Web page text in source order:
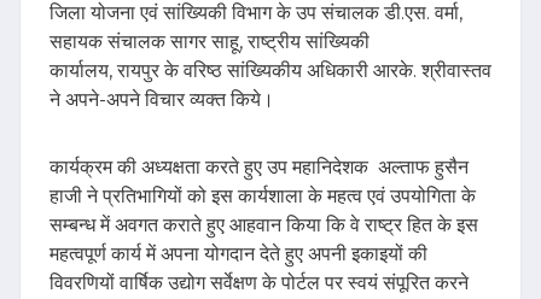
जिला योजना एवं सांख्यिकी विभाग के उप संचालक डी.एस. वर्मा,
सहायक संचालक सागर साहू, राष्ट्रीय सांख्यिकी
कार्यालय, रायपुर के वरिष्ठ सांख्यिकीय अधिकारी आरके. श्रीवास्तव
ने अपने-अपने विचार व्यक्त किये।
कार्यक्रम की अध्यक्षता करते हुए उप महानिदेशक अल्ताफ हुसैन
हाजी ने प्रतिभागियों को इस कार्यशाला के महत्व एवं उपयोगिता के
सम्बन्ध में अवगत कराते हुए आहवान किया कि वे राष्ट्र हित के इस
महत्वपूर्ण कार्य में अपना योगदान देते हुए अपनी इकाइयों की
विवरणियों वार्षिक उद्योग सर्वेक्षण के पोर्टल पर स्वयं संपूरित करने